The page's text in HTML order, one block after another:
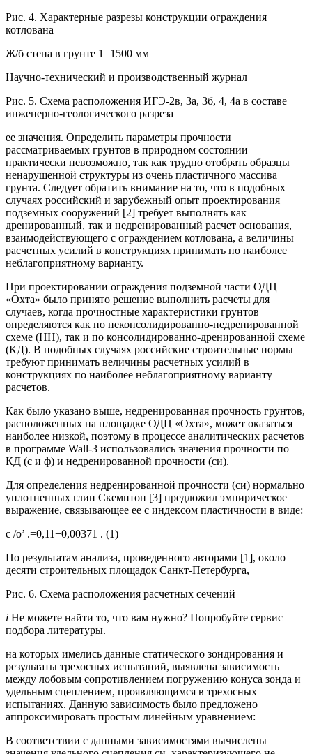
Рис. 4. Характерные разрезы конструкции ограждения
котлована
Ж/б стена в грунте 1=1500 мм
Научно-технический и производственный журнал
Рис. 5. Схема расположения ИГЭ-2в, 3а, 3б, 4, 4а в составе
инженерно-геологического разреза
ее значения. Определить параметры прочности
рассматриваемых грунтов в природном состоянии
практически невозможно, так как трудно отобрать образцы
ненарушенной структуры из очень пластичного массива
грунта. Следует обратить внимание на то, что в подобных
случаях российский и зарубежный опыт проектирования
подземных сооружений [2] требует выполнять как
дренированный, так и недренированный расчет основания,
взаимодействующего с ограждением котлована, а величины
расчетных усилий в конструкциях принимать по наиболее
неблагоприятному варианту.
При проектировании ограждения подземной части ОДЦ
«Охта» было принято решение выполнить расчеты для
случаев, когда прочностные характеристики грунтов
определяются как по неконсолидированно-недренированной
схеме (НН), так и по консолидированно-дренированной схеме
(КД). В подобных случаях российские строительные нормы
требуют принимать величины расчетных усилий в
конструкциях по наиболее неблагоприятному варианту
расчетов.
Как было указано выше, недренированная прочность грунтов,
расположенных на площадке ОДЦ «Охта», может оказаться
наиболее низкой, поэтому в процессе аналитических расчетов
в программе Wall-3 использовались значения прочности по
КД (с и ф) и недренированной прочности (си).
Для определения недренированной прочности (си) нормально
уплотненных глин Скемптон [3] предложил эмпирическое
выражение, связывающее ее с индексом пластичности в виде:
с /о’ .=0,11+0,00371 . (1)
По результатам анализа, проведенного авторами [1], около
десяти строительных площадок Санкт-Петербурга,
Рис. 6. Схема расположения расчетных сечений
i Не можете найти то, что вам нужно? Попробуйте сервис
подбора литературы.
на которых имелись данные статического зондирования и
результаты трехосных испытаний, выявлена зависимость
между лобовым сопротивлением погружению конуса зонда и
удельным сцеплением, проявляющимся в трехосных
испытаниях. Данную зависимость было предложено
аппроксимировать простым линейным уравнением:
В соответствии с данными зависимостями вычислены